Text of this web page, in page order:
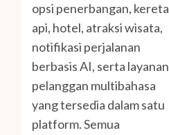
opsi penerbangan, kereta
api, hotel, atraksi wisata,
notifikasi perjalanan
berbasis AI, serta layanan
pelanggan multibahasa
yang tersedia dalam satu
platform. Semua